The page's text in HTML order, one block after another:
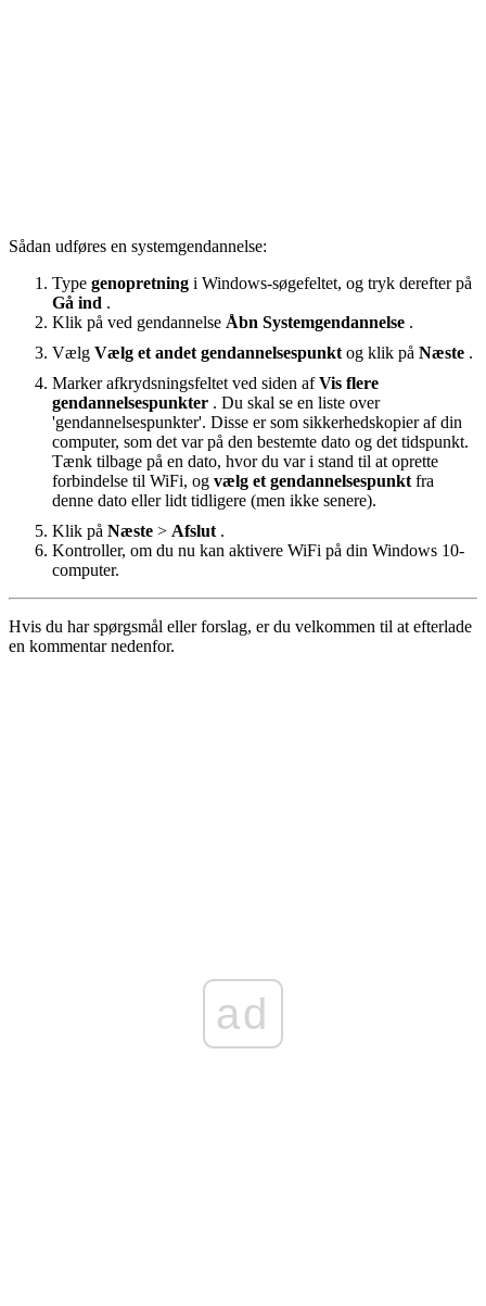
Sådan udføres en systemgendannelse:
Type genopretning i Windows-søgefeltet, og tryk derefter på
Gå ind .
Klik på ved gendannelse Åbn Systemgendannelse .
Vælg Vælg et andet gendannelsespunkt og klik på Næste .
Marker afkrydsningsfeltet ved siden afVis flere
gendannelsespunkter . Du skal se en liste over
'gendannelsespunkter'. Disse er som sikkerhedskopier af din
computer, som det var på den bestemte dato og det tidspunkt.
Tænk tilbage på en dato, hvor du var i stand til at oprette
forbindelse til WiFi, og vælg et gendannelsespunkt fra
denne dato eller lidt tidligere (men ikke senere).
Klik på Næste > Afslut .
Kontroller, om du nu kan aktivere WiFi på din Windows 10-
computer.
Hvis du har spørgsmål eller forslag, er du velkommen til at efterlade
en kommentar nedenfor.
ad